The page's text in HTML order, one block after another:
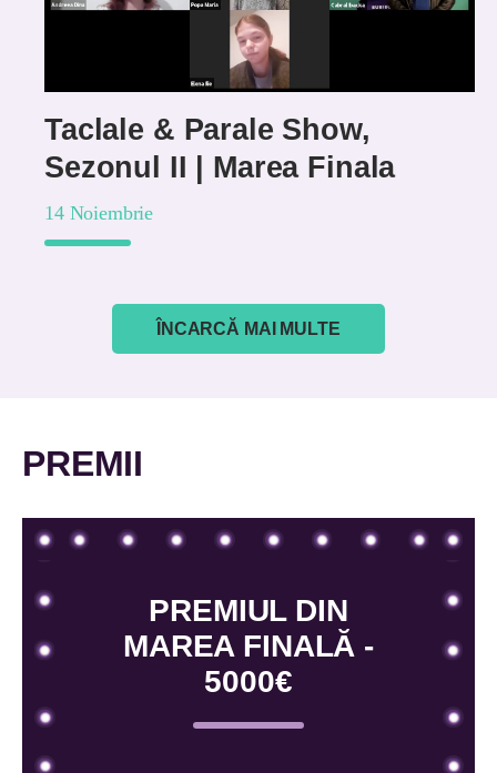
Taclale & Parale Show,
Sezonul II | Marea Finala
14 Noiembrie
ÎNCARCĂ MAI MULTE
PREMII
PREMIUL DIN
MAREA FINALĂ -
5000€